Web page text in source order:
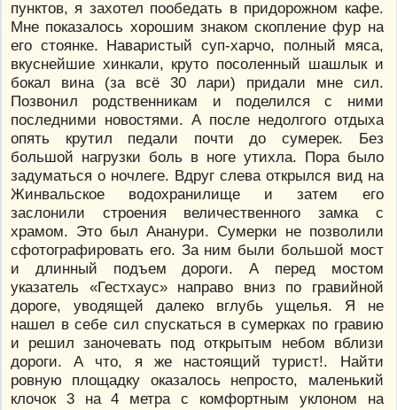
пунктов, я захотел пообедать в придорожном кафе.
Мне показалось хорошим знаком скопление фур на
его стоянке. Наваристый суп-харчо, полный мяса,
вкуснейшие хинкали, круто посоленный шашлык и
бокал вина (за всё 30 лари) придали мне сил.
Позвонил родственникам и поделился с ними
последними новостями. А после недолгого отдыха
опять крутил педали почти до сумерек. Без
большой нагрузки боль в ноге утихла. Пора было
задуматься о ночлеге. Вдруг слева открылся вид на
Жинвальское водохранилище и затем его
заслонили строения величественного замка с
храмом. Это был Ананури. Сумерки не позволили
сфотографировать его. За ним были большой мост
и длинный подъем дороги. А перед мостом
указатель «Гестхаус» направо вниз по гравийной
дороге, уводящей далеко вглубь ущелья. Я не
нашел в себе сил спускаться в сумерках по гравию
и решил заночевать под открытым небом вблизи
дороги. А что, я же настоящий турист!. Найти
ровную площадку оказалось непросто, маленький
клочок 3 на 4 метра с комфортным уклоном на